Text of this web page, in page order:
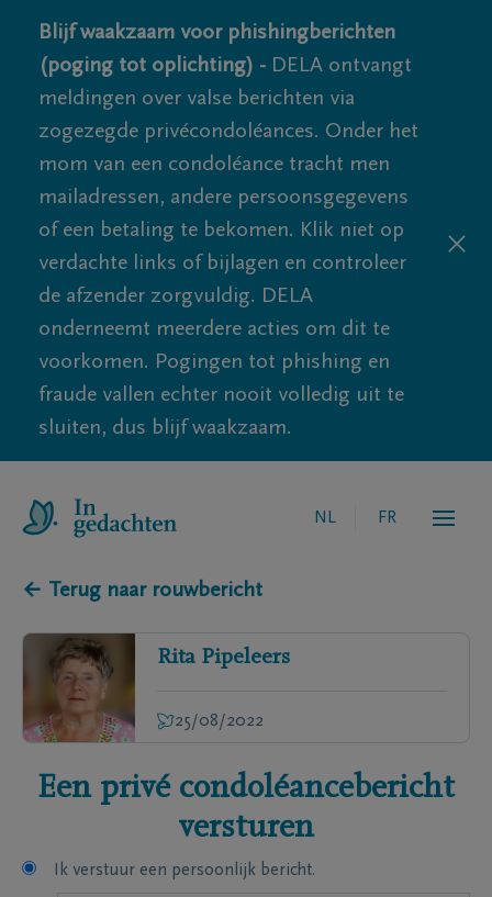
Blijf waakzaam voor phishingberichten
(poging tot oplichting) - DELA ontvangt
meldingen over valse berichten via
zogezegde privécondoléances. Onder het
mom van een condoléance tracht men
mailadressen, andere persoonsgegevens
of een betaling te bekomen. Klik niet op
verdachte links of bijlagen en controleer
de afzender zorgvuldig. DELA
onderneemt meerdere acties om dit te
voorkomen. Pogingen tot phishing en
fraude vallen echter nooit volledig uit te
sluiten, dus blijf waakzaam.
NL FR
← Terug naar rouwbericht
Rita Pipeleers
25/08/2022
Een privé condoléancebericht
versturen
Ik verstuur een persoonlijk bericht.